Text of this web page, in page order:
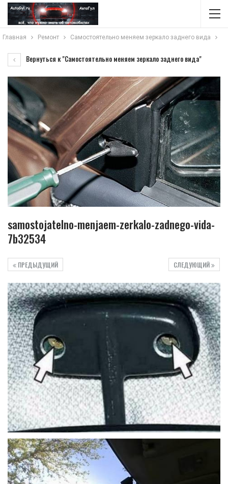
Главная Ремонт Самостоятельно меняем зеркало заднего вида
Вернуться к "Самостоятельно меняем зеркало заднего вида"
samostojatelno-menjaem-zerkalo-zadnego-vida-
7b32534
СЛЕДУЮЩИЙ
ПРЕДЫДУЩИЙ